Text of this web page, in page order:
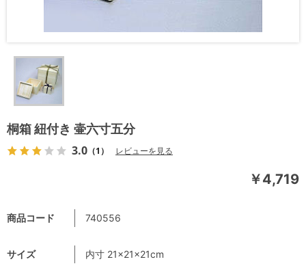
桐箱 紐付き 壷六寸五分
3.0 （1） レビューを見る
￥4,719
商品コード 740556
サイズ 内寸 21×21×21cm